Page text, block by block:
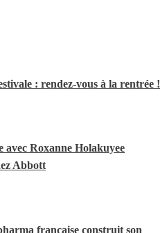
: rendez-vous à la rentrée !
avec Roxanne Holakuyee
Abbott
française construit son